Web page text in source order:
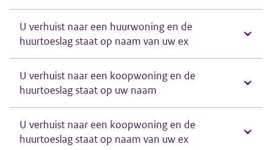
U verhuist naar een huurwoning en de
huurtoeslag staat op naam van uw ex
U verhuist naar een koopwoning en de
huurtoeslag staat op uw naam
U verhuist naar een koopwoning en de
huurtoeslag staat op naam van uw ex